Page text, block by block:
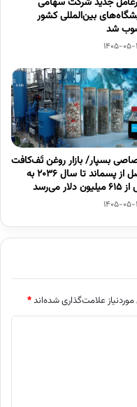
بین‌المللی کشور
شد
1405-05-
بسپار/ بازار روغن تَف‌کافت
حاصل از پسماند تا سال ۲۰۳۶ به
دلار می‌رسد
1405-05-
علامت‌گذاری شده‌اند*